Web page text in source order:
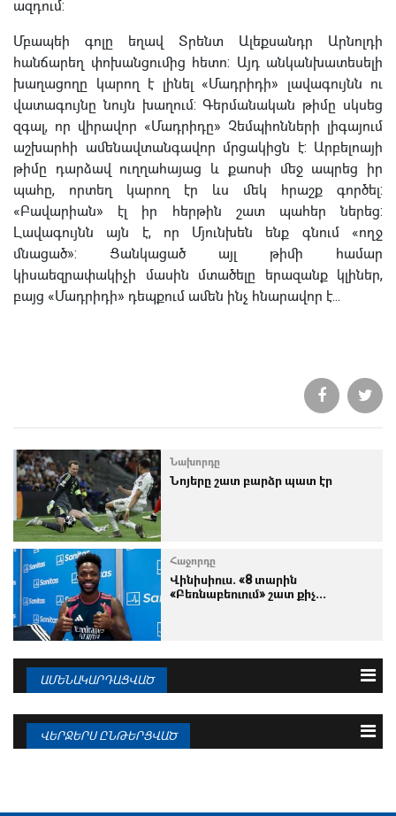
ազդում:
Մբապեի գոլը եղավ Տրենտ Ալեքսանդր Արնոլդի
հանճարեղ փոխանցումից հետո: Այդ անկանխատեսելի
խաղացողը կարող է լինել «Մադրիդի» լավագույնն ու
վատագույնը նույն խաղում: Գերմանական թիմը սկսեց
զգալ, որ վիրավոր «Մադրիդը» Չեմպիոնների լիգայում
աշխարհի ամենավտանգավոր մրցակիցն է: Արբելոայի
թիմը դարձավ ուղղահայաց և քաոսի մեջ ապրեց իր
պահը, որտեղ կարող էր ևս մեկ հրաշք գործել:
«Բավարիան» էլ իր հերթին շատ պահեր ներեց:
Լավագույնն այն է, որ Մյունխեն ենք գնում «ողջ
մնացած»: Ցանկացած այլ թիմի համար
կիսաեզրափակիչի մասին մտածելը երազանք կլիներ,
բայց «Մադրիդի» դեպքում ամեն ինչ հնարավոր է...
Նախորդը
Նոյերը շատ բարձր պատ էր
Հաջորդը
Վինիսիուս. «8 տարին
«Բեռնաբեուում» շատ քիչ...
ԱՄԵՆԱԿԱՐԴԱՑՎԱԾ
07.08.2026
ՎԵՐՋԵՐՍ ԸՆԹԵՐՑՎԱԾ